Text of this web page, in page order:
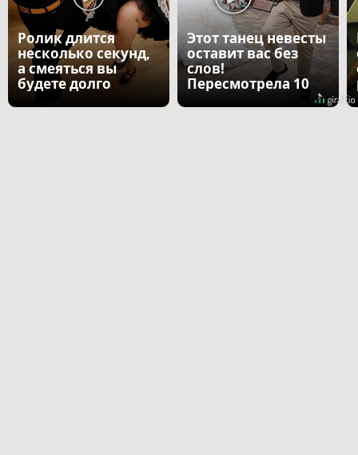
Ролик длится
несколько секунд,
а смеяться вы
будете долго
Этот танец невесты
оставит вас без
слов!
Пересмотрела 10